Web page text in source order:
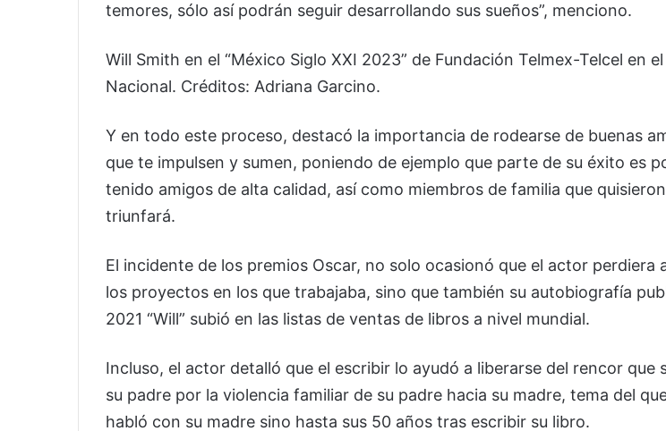
temores, sólo así podrán seguir desarrollando sus sueños”, menciono.
Will Smith en el “México Siglo XXI 2023” de Fundación Telmex-Telcel en
Nacional. Créditos: Adriana Garcino.
Y en todo este proceso, destacó la importancia de rodearse de buenas
que te impulsen y sumen, poniendo de ejemplo que parte de su éxito es
tenido amigos de alta calidad, así como miembros de familia que
triunfará.
El incidente de los premios Oscar, no solo ocasionó que el actor perdiera
los proyectos en los que trabajaba, sino que también su autobiografía
2021 “Will” subió en las listas de ventas de libros a nivel mundial.
Incluso, el actor detalló que el escribir lo ayudó a liberarse del rencor que
su padre por la violencia familiar de su padre hacia su madre, tema del
habló con su madre sino hasta sus 50 años tras escribir su libro.